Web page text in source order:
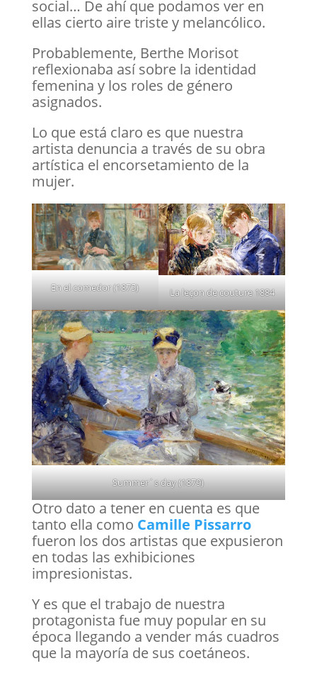
social… De ahí que podamos ver en
ellas cierto aire triste y melancólico.
Probablemente, Berthe Morisot
reflexionaba así sobre la identidad
femenina y los roles de género
asignados.
Lo que está claro es que nuestra
artista denuncia a través de su obra
artística el encorsetamiento de la
mujer.
En el comedor (1875) La leçon de couture 1884
Summer´s day (1879)
Otro dato a tener en cuenta es que
tanto ella como Camille Pissarro
fueron los dos artistas que expusieron
en todas las exhibiciones
impresionistas.
Y es que el trabajo de nuestra
protagonista fue muy popular en su
época llegando a vender más cuadros
que la mayoría de sus coetáneos.